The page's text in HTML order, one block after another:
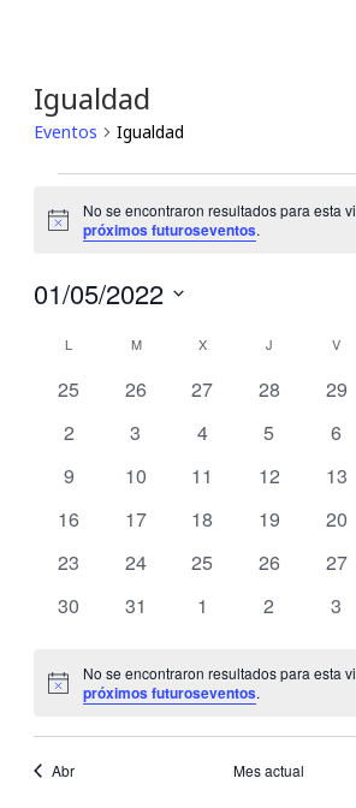
Igualdad
Eventos Igualdad
Eventos
Notice
No se encontraron resultados para esta
próximos futuroseventos.
01/05/2022
fecha.Calendario
de
Eventos
L MMARTES XMIÉRCOLES
J V
0
25
0
26
0
27
0
28
0
29
0
2
0
3
0
4
0
5
0
6
0
9
0
10
0
11
0
12
0
13
0
16
0
17
0
18
0
19
0
20
0
23
0
24
0
25
0
26
0
27
0
30
0
31
0
1
0
2
0
3
Notice
No se encontraron resultados para esta
próximos futuroseventos.
Abr Mes actual